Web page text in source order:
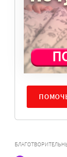
регулярный
нужны